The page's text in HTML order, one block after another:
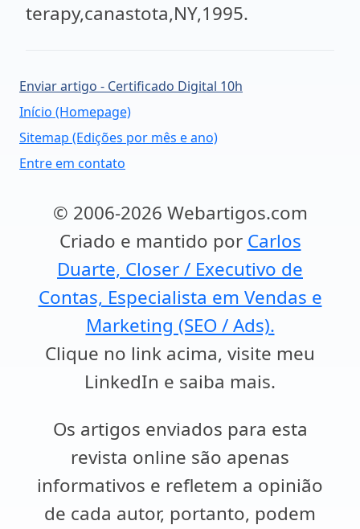
terapy,canastota,NY,1995.
Enviar artigo - Certificado Digital 10h
Início (Homepage)
Sitemap (Edições por mês e ano)
Entre em contato
© 2006-2026 Webartigos.com
Criado e mantido por Carlos
Duarte, Closer / Executivo de
Contas, Especialista em Vendas e
Marketing (SEO / Ads).
Clique no link acima, visite meu
LinkedIn e saiba mais.
Os artigos enviados para esta
revista online são apenas
informativos e refletem a opinião
de cada autor, portanto, podem